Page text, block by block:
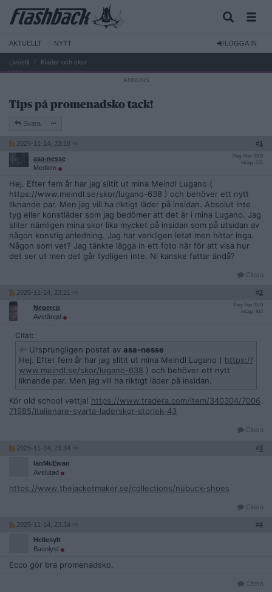
AKTUELLT NYTT LOGGA IN
Livsstil Kläder och skor
Tips på promenadsko tack!
Svara
2025-11-14, 23:18 #1
asa-nesse
Medlem
Reg: Mar 2009
Inlägg: 121
Hej. Efter fem år har jag slitit ut mina Meindl Lugano (
https://www.meindl.se/skor/lugano-638 ) och behöver ett nytt
liknande par. Men jag vill ha riktigt läder på insidan. Absolut inte
tyg eller konstläder som jag bedömer att det är i mina Lugano. Jag
sliter nämligen mina skor lika mycket på insidan som på utsidan av
någon konstig anledning. Jag har verkligen letat men hittar inga.
Någon som vet? Jag tänkte lägga in ett foto här för att visa hur
det ser ut men det går tydligen inte. Ni kanske fattar ändå?
Citera
2025-11-14, 23:21 #2
Negercp
Avstängd
Reg: Sep 2023
Inlägg: 914
Citat:
Ursprungligen postat av asa-nesse
Hej. Efter fem år har jag slitit ut mina Meindl Lugano ( https://
www.meindl.se/skor/lugano-638 ) och behöver ett nytt
liknande par. Men jag vill ha riktigt läder på insidan.
Kör old school vettja! https://www.tradera.com/item/340304/7006
71985/italienare-svarta-laderskor-storlek-43
Citera
2025-11-14, 23:34 #3
IanMcEwan
Avslutad
https://www.thejacketmaker.se/collections/nubuck-shoes
Citera
2025-11-14, 23:34 #4
Hellesylt
Bannlyst
Ecco gör bra promenadsko.
Citera